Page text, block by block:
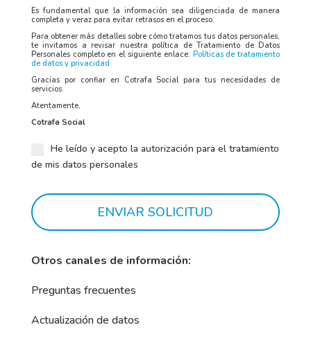
Es fundamental que la información sea diligenciada de manera
completa y veraz para evitar retrasos en el proceso.
Para obtener más detalles sobre cómo tratamos tus datos personales,
te invitamos a revisar nuestra política de Tratamiento de Datos
Personales completo en el siguiente enlace: Políticas de tratamiento
de datos y privacidad
Gracias por confiar en Cotrafa Social para tus necesidades de
servicios.
Atentamente,
Cotrafa Social
He leído y acepto la autorización para el tratamiento
de mis datos personales
ENVIAR SOLICITUD
Otros canales de información:
Preguntas frecuentes
Actualización de datos